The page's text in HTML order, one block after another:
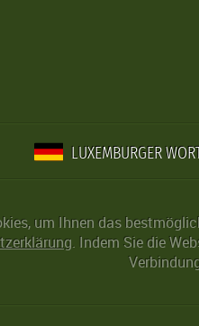
LUXEMBURGER
um Ihnen das
. Indem Sie die